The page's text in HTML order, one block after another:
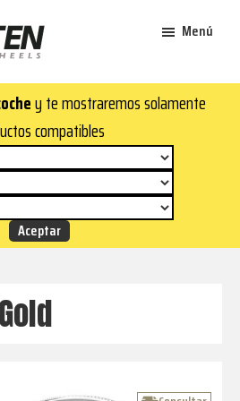
Menú
y te mostraremos solamente
compatibles